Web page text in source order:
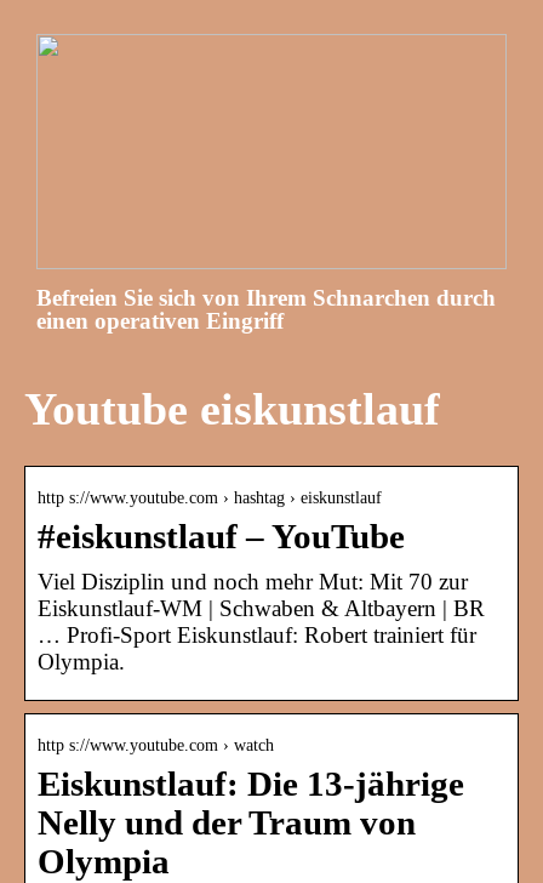
Befreien Sie sich von Ihrem Schnarchen durch
einen operativen Eingriff
Youtube eiskunstlauf
http s://www.youtube.com › hashtag › eiskunstlauf
#eiskunstlauf – YouTube
Viel Disziplin und noch mehr Mut: Mit 70 zur
Eiskunstlauf-WM | Schwaben & Altbayern | BR
… Profi-Sport Eiskunstlauf: Robert trainiert für
Olympia.
http s://www.youtube.com › watch
Eiskunstlauf: Die 13-jährige
Nelly und der Traum von
Olympia